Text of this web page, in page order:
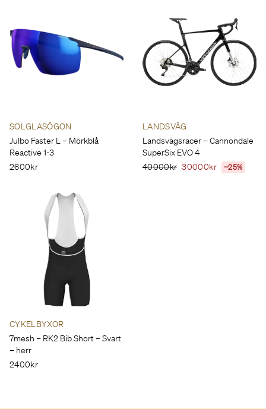
SOLGLASÖGON
Julbo Faster L – Mörkblå
Reactive 1-3
2600kr
LANDSVÄG
Landsvägsracer – Cannondale
SuperSix EVO 4
40000kr 30000kr −25%
CYKELBYXOR
7mesh – RK2 Bib Short – Svart
– herr
2400kr